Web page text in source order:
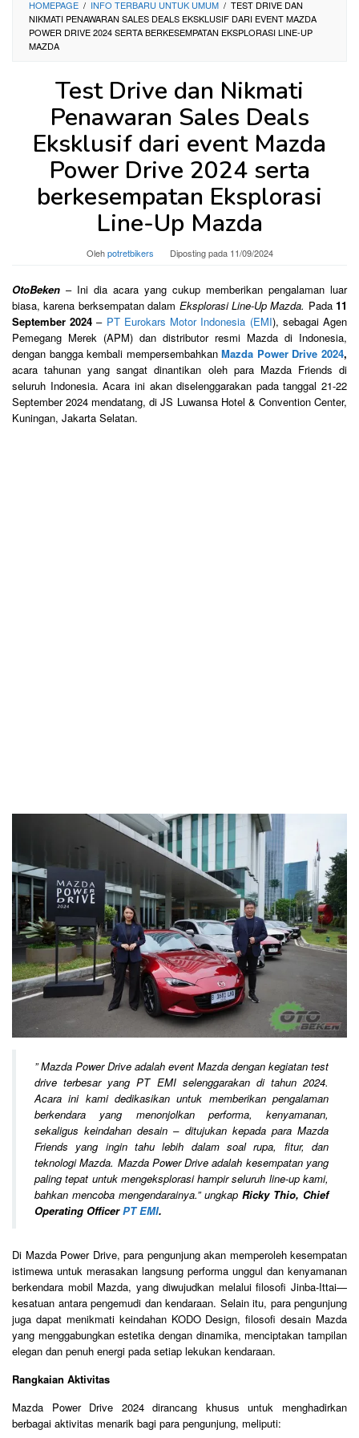
HOMEPAGE / INFO TERBARU UNTUK UMUM / TEST DRIVE DAN
NIKMATI PENAWARAN SALES DEALS EKSKLUSIF DARI EVENT MAZDA
POWER DRIVE 2024 SERTA BERKESEMPATAN EKSPLORASI LINE-UP
MAZDA
Test Drive dan Nikmati
Penawaran Sales Deals
Eksklusif dari event Mazda
Power Drive 2024 serta
berkesempatan Eksplorasi
Line-Up Mazda
Olehpotretbikers Diposting pada 11/09/2024
OtoBeken – Ini dia acara yang cukup memberikan pengalaman luar
biasa, karena berksempatan dalam Eksplorasi Line-Up Mazda. Pada 11
September 2024 – PT Eurokars Motor Indonesia (EMI), sebagai Agen
Pemegang Merek (APM) dan distributor resmi Mazda di Indonesia,
dengan bangga kembali mempersembahkanMazda Power Drive 2024,
acara tahunan yang sangat dinantikan oleh para Mazda Friends di
seluruh Indonesia. Acara ini akan diselenggarakan pada tanggal 21-22
September 2024 mendatang, di JS Luwansa Hotel & Convention Center,
Kuningan, Jakarta Selatan.
”Mazda Power Drive adalah event Mazda dengan kegiatan test
drive terbesar yang PT EMI selenggarakan di tahun 2024.
Acara ini kami dedikasikan untuk memberikan pengalaman
berkendara yang menonjolkan performa, kenyamanan,
sekaligus keindahan desain – ditujukan kepada para Mazda
Friends yang ingin tahu lebih dalam soal rupa, fitur, dan
teknologi Mazda. Mazda Power Drive adalah kesempatan yang
paling tepat untuk mengeksplorasi hampir seluruh line-up kami,
bahkan mencoba mengendarainya.” ungkap Ricky Thio, Chief
Operating OfficerPT EMI.
Di Mazda Power Drive, para pengunjung akan memperoleh kesempatan
istimewa untuk merasakan langsung performa unggul dan kenyamanan
berkendara mobil Mazda, yang diwujudkan melalui filosofi Jinba-Ittai—
kesatuan antara pengemudi dan kendaraan. Selain itu, para pengunjung
juga dapat menikmati keindahan KODO Design, filosofi desain Mazda
yang menggabungkan estetika dengan dinamika, menciptakan tampilan
elegan dan penuh energi pada setiap lekukan kendaraan.
Rangkaian Aktivitas
Mazda Power Drive 2024 dirancang khusus untuk menghadirkan
berbagai aktivitas menarik bagi para pengunjung, meliputi: